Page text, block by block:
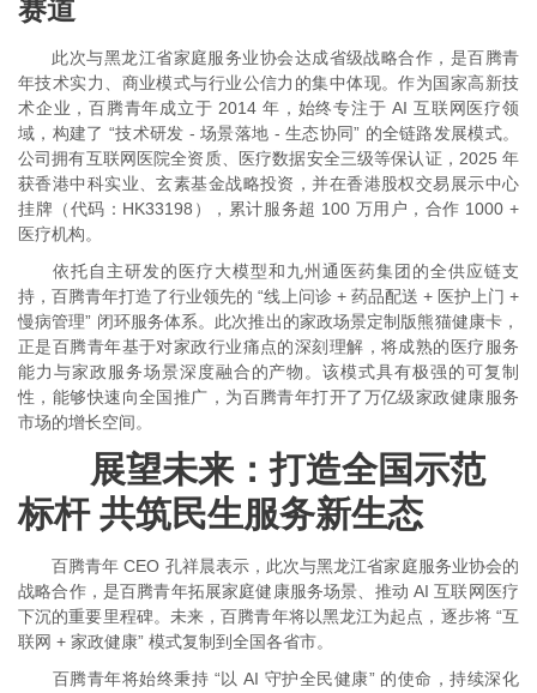
赛道
此次与黑龙江省家庭服务业协会达成省级战略合作，是百腾青
年技术实力、商业模式与行业公信力的集中体现。作为国家高新技
术企业，百腾青年成立于 2014 年，始终专注于 AI 互联网医疗领
域，构建了 “技术研发 - 场景落地 - 生态协同” 的全链路发展模式。
公司拥有互联网医院全资质、医疗数据安全三级等保认证，2025 年
获香港中科实业、玄素基金战略投资，并在香港股权交易展示中心
挂牌（代码：HK33198），累计服务超 100 万用户，合作 1000 +
医疗机构。
依托自主研发的医疗大模型和九州通医药集团的全供应链支
持，百腾青年打造了行业领先的 “线上问诊 + 药品配送 + 医护上门 +
慢病管理” 闭环服务体系。此次推出的家政场景定制版熊猫健康卡，
正是百腾青年基于对家政行业痛点的深刻理解，将成熟的医疗服务
能力与家政服务场景深度融合的产物。该模式具有极强的可复制
性，能够快速向全国推广，为百腾青年打开了万亿级家政健康服务
市场的增长空间。
展望未来：打造全国示范
标杆 共筑民生服务新生态
百腾青年 CEO 孔祥晨表示，此次与黑龙江省家庭服务业协会的
战略合作，是百腾青年拓展家庭健康服务场景、推动 AI 互联网医疗
下沉的重要里程碑。未来，百腾青年将以黑龙江为起点，逐步将 “互
联网 + 家政健康” 模式复制到全国各省市。
百腾青年将始终秉持 “以 AI 守护全民健康” 的使命，持续深化